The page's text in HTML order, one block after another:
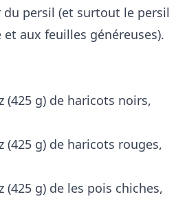
du persil (et surtout le persil
aux feuilles généreuses).
(425 g) de haricots noirs,
(425 g) de haricots rouges,
(425 g) de les pois chiches,